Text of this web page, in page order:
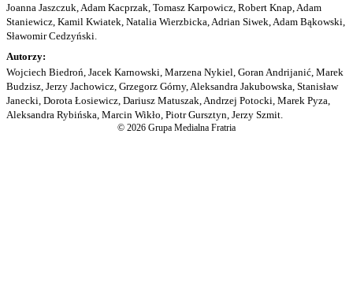
Joanna Jaszczuk, Adam Kacprzak, Tomasz Karpowicz, Robert Knap, Adam
Staniewicz, Kamil Kwiatek, Natalia Wierzbicka, Adrian Siwek, Adam Bąkowski,
Sławomir Cedzyński.
Autorzy:
Wojciech Biedroń, Jacek Karnowski, Marzena Nykiel, Goran Andrijanić, Marek
Budzisz, Jerzy Jachowicz, Grzegorz Górny, Aleksandra Jakubowska, Stanisław
Janecki, Dorota Łosiewicz, Dariusz Matuszak, Andrzej Potocki, Marek Pyza,
Aleksandra Rybińska, Marcin Wikło, Piotr Gursztyn, Jerzy Szmit.
© 2026 Grupa Medialna Fratria